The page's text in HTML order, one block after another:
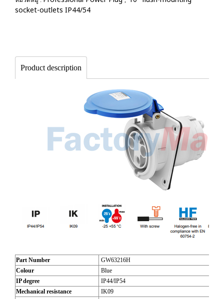
socket-outlets IP44/54
Product description
Part Number
GW63216H
Colour
Blue
IP degree
IP44/IP54
Mechanical resistance
IK09